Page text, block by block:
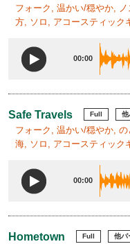
フォーク, 温かい/穏やか,
方, ソロ, アコースティック
00:00
Safe Travels Full 他
フォーク, 温かい/穏やか,
海, ソロ, アコースティック
00:00
Hometown Full 他バ